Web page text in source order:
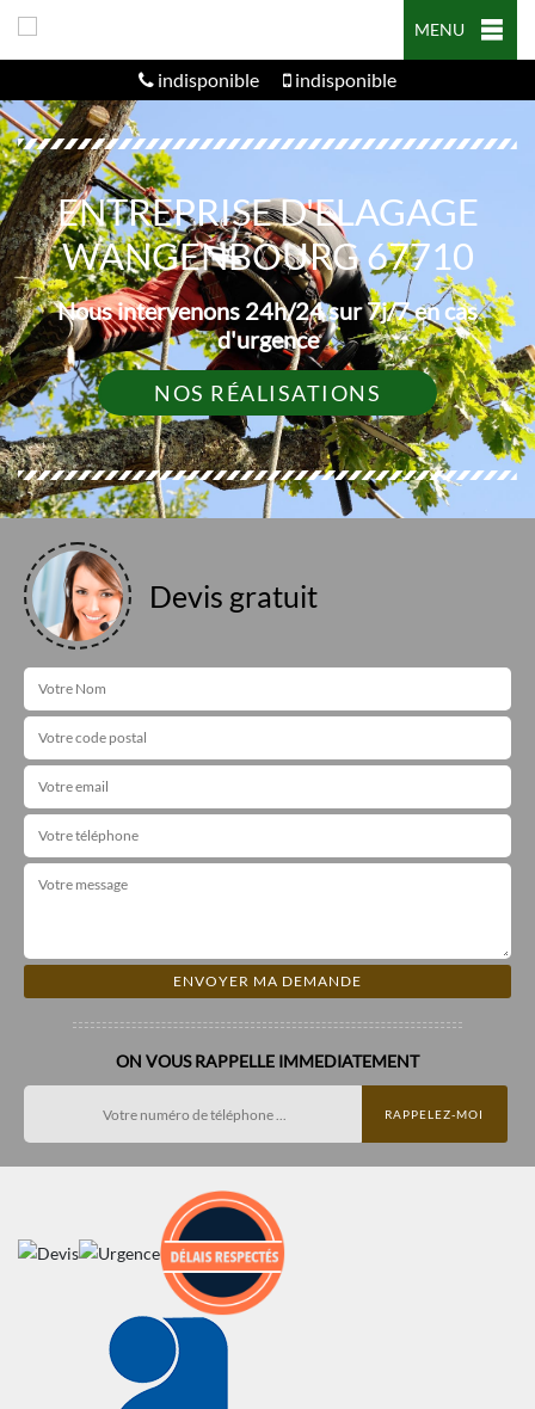
MENU
indisponible indisponible
ENTREPRISE D'ELAGAGE
WANGENBOURG 67710
Nous intervenons 24h/24 sur 7j/7 en cas
d'urgence
NOS RÉALISATIONS
Devis gratuit
ON VOUS RAPPELLE IMMEDIATEMENT